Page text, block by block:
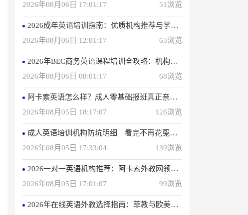
2026年08月06日 17:01:17
51浏览
2026成年英语培训指南：优质机构推荐与学习策略
2026年08月06日 12:01:17
63浏览
2026年BEC商务英语课程培训全攻略：机构选择与备考指南
2026年08月06日 08:01:17
68浏览
阿卡索英语怎么样？成人零基础报班真正亲身感受
2026年08月05日 18:17:07
126浏览
成人英语培训机构防坑明细｜看完不再花冤枉钱(真正的用户反馈)
2026年08月05日 17:33:04
139浏览
2026一对一英语机构推荐：阿卡索外教网领衔专业之选
2026年08月05日 17:01:07
99浏览
2026年在线英语外教选择指南：菲教与欧美外教深度解析